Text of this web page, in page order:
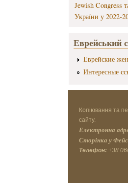
Jewish Congress
України у 2022-
Еврейський
Еврейские
Интересные
Копіювання та
сайту.
Електронна
Сторінка у
Телефон: +38